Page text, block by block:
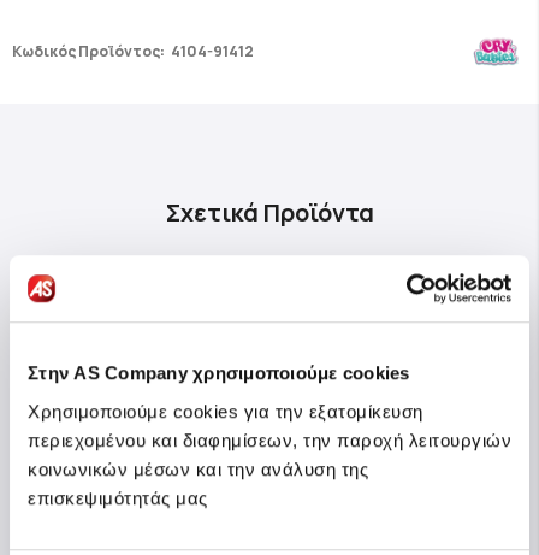
Στην AS Company χρησιμοποιούμε cookies
Χρησιμοποιούμε cookies για την εξατομίκευση
περιεχομένου και διαφημίσεων, την παροχή λειτουργιών
κοινωνικών μέσων και την ανάλυση της
επισκεψιμότητάς μας
Κωδικός Προϊόντος: 4104-91412
Σχετικά Προϊόντα